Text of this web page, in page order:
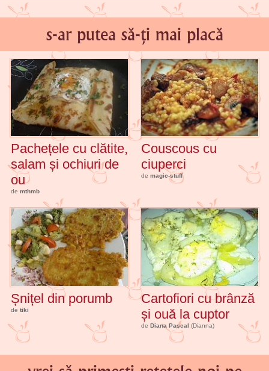
s-ar putea să-ți mai placă
Pachețele cu clătite,
salam și ochiuri de
ou
de mthmb
Couscous cu
ciuperci
de magic-stuff
Șnițel din porumb
de tiki
Cartofiori cu brânză
și ouă la cuptor
de Diana Pascal (Dianna)